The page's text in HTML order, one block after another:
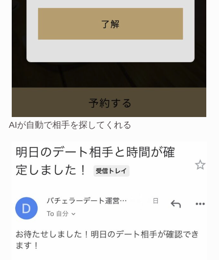
AIが自動で相手を探してくれる